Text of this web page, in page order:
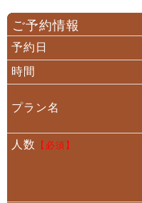
ご予約情報
予約日
時間
プラン名
人数 【必須】